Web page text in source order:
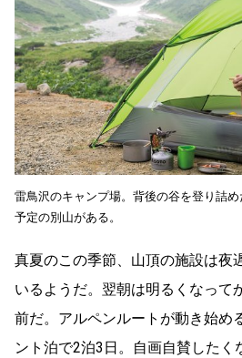
雷鳥沢のキャンプ場。背後の谷を登り詰
予定の別山がある。
真夏のこの季節、山頂の施設は夜
いるようだ。翌朝は明るくなって
前だ。アルペンルートが動き始め
ント泊で2泊3日。自画自賛したく